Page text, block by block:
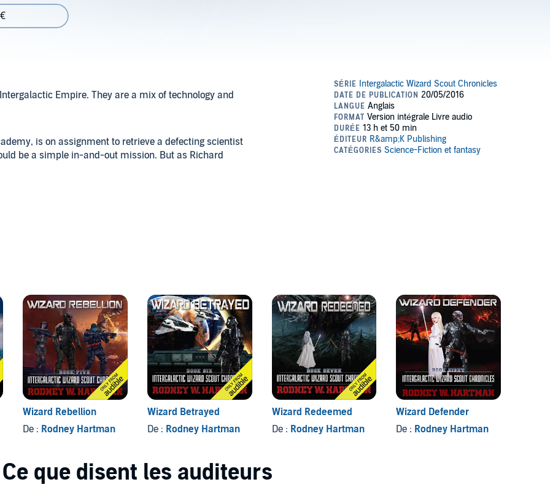
Empire. They are a mix of technology and
is on assignment to retrieve a defecting scientist
be a simple in-and-out mission. But as Richard
Crosioian scout hot on his trail, Richard soon finds
may hold a secret that could mean the salvation or
rounds from heavily-armored Crosioian soldiers to
shifting cats the size of lions, Richard soon
of Richard completing his mission and getting the
Wizard Rebellion
De : Rodney Hartman
Wizard Betrayed
De : Rodney Hartman
Wizard Redeemed
De : Rodney Hartman
Wizard Defender
De : Rodney Hartman